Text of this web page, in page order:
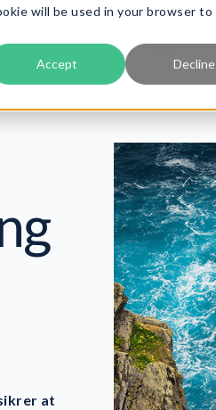
will be used in your browser to
Accept Decline
Tjenester Ressurser
at